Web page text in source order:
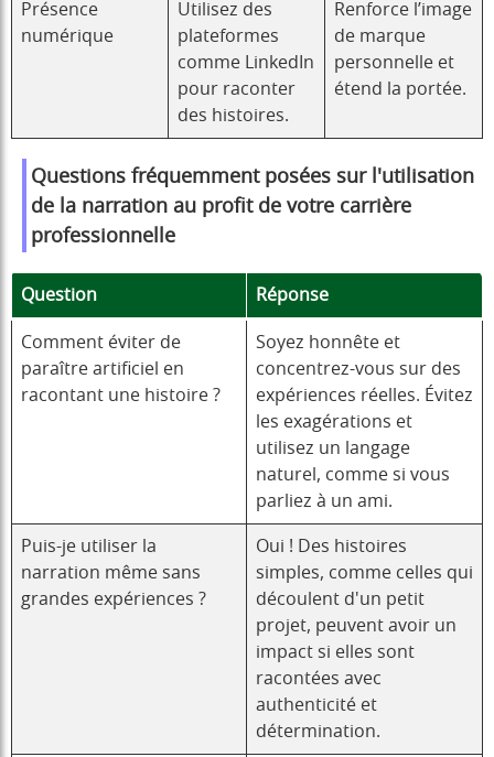
Présence
numérique
Utilisez des
plateformes
comme LinkedIn
pour raconter
des histoires.
Renforce l’image
de marque
personnelle et
étend la portée.
Questions fréquemment posées sur l'utilisation
de la narration au profit de votre carrière
professionnelle
Question Réponse
Comment éviter de
paraître artificiel en
racontant une histoire ?
Soyez honnête et
concentrez-vous sur des
expériences réelles. Évitez
les exagérations et
utilisez un langage
naturel, comme si vous
parliez à un ami.
Puis-je utiliser la
narration même sans
grandes expériences ?
Oui ! Des histoires
simples, comme celles qui
découlent d'un petit
projet, peuvent avoir un
impact si elles sont
racontées avec
authenticité et
détermination.